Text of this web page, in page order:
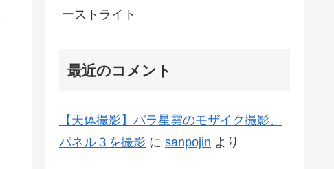
ーストライト
最近のコメント
【天体撮影】バラ星雲のモザイク撮影、
パネル３を撮影 に sanpojin より